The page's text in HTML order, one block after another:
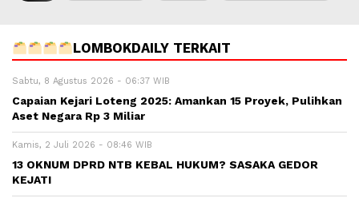
LOMBOKDAILY TERKAIT
Sabtu, 8 Agustus 2026 - 06:37 WIB
Capaian Kejari Loteng 2025: Amankan 15 Proyek, Pulihkan
Aset Negara Rp 3 Miliar
Kamis, 2 Juli 2026 - 08:46 WIB
13 OKNUM DPRD NTB KEBAL HUKUM? SASAKA GEDOR
KEJATI